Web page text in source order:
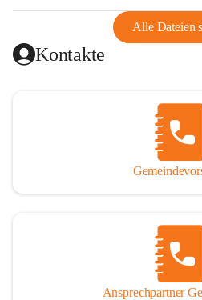
Alle Dateien
Kontakte
Ansprechpartner